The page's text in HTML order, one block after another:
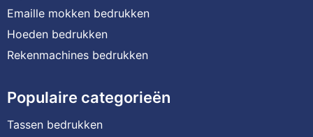
Emaille mokken bedrukken
Hoeden bedrukken
Rekenmachines bedrukken
Populaire categorieën
Tassen bedrukken